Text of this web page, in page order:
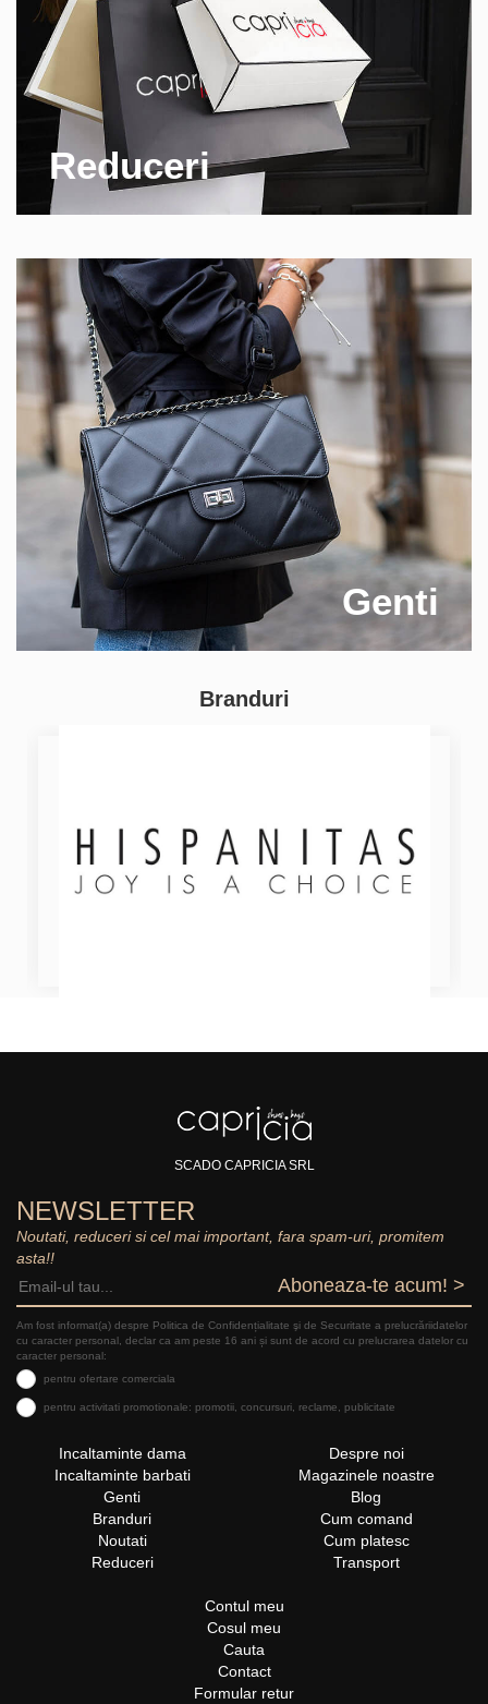
Reduceri
Genti
Branduri
SCADO CAPRICIA SRL
NEWSLETTER
Noutati, reduceri si cel mai important, fara spam-uri, promitem
asta!!
Aboneaza-te acum! >
Am fost informat(a) despre Politica de Confidențialitate şi de Securitate a prelucrăriidatelor
cu caracter personal, declar ca am peste 16 ani și sunt de acord cu prelucrarea datelor cu
caracter personal:
pentru ofertare comerciala
pentru activitati promotionale: promotii, concursuri, reclame, publicitate
Incaltaminte dama
Incaltaminte barbati
Genti
Branduri
Noutati
Reduceri
Despre noi
Magazinele noastre
Blog
Cum comand
Cum platesc
Transport
Contul meu
Cosul meu
Cauta
Contact
Formular retur